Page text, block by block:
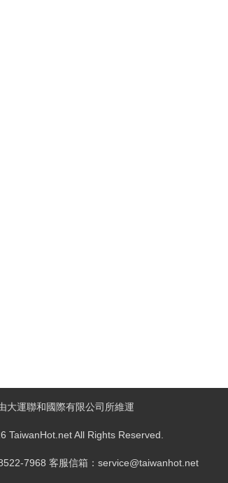
大運聯和國際有限公司所維運
TaiwanHot.net All Rights Reserved.
7968 客服信箱：service@taiwanhot.net